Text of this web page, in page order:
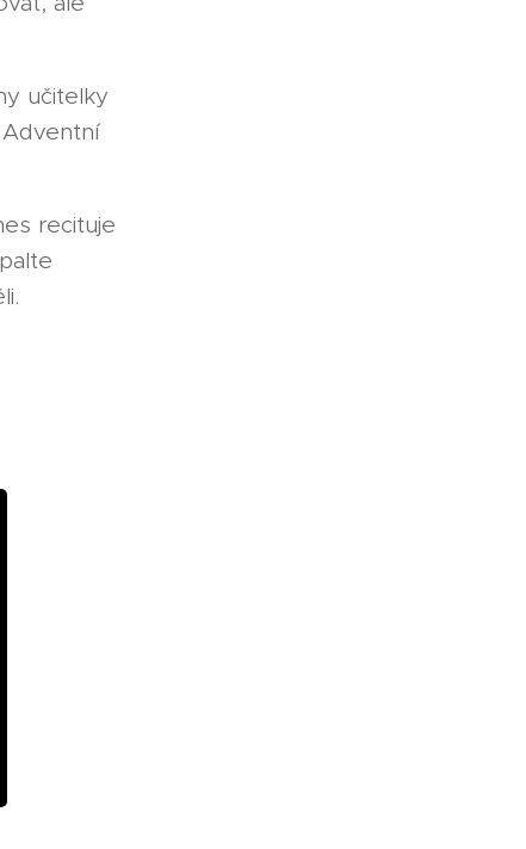
učitelky
recituje